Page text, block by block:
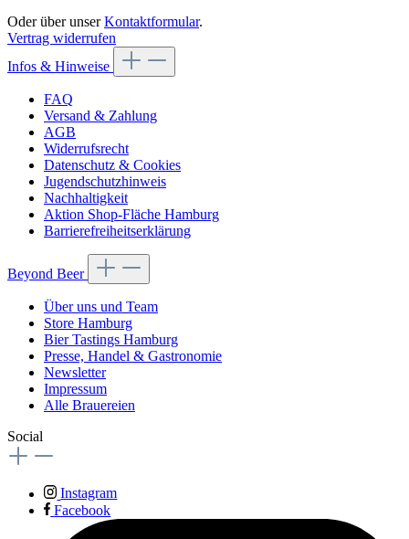
Oder über unserKontaktformular.
Vertrag widerrufen
Infos & Hinweise
FAQ
Versand & Zahlung
AGB
Widerrufsrecht
Datenschutz & Cookies
Jugendschutzhinweis
Nachhaltigkeit
Aktion Shop-Fläche Hamburg
Barrierefreiheitserklärung
Beyond Beer
Über uns und Team
Store Hamburg
Bier Tastings Hamburg
Presse, Handel & Gastronomie
Newsletter
Impressum
Alle Brauereien
Social
Instagram
Facebook